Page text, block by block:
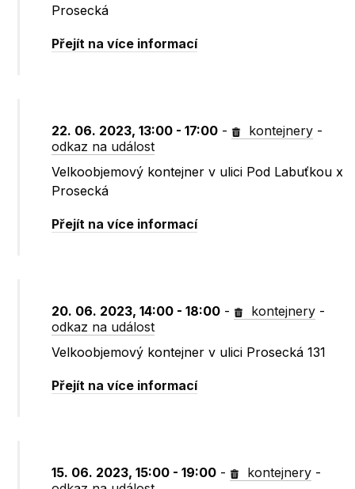
Prosecká
Přejít na více informací
22. 06. 2023, 13:00 - 17:00 - kontejnery -
odkaz na událost
Velkoobjemový kontejner v ulici Pod Labuťkou x
Prosecká
Přejít na více informací
20. 06. 2023, 14:00 - 18:00 - kontejnery -
odkaz na událost
Velkoobjemový kontejner v ulici Prosecká 131
Přejít na více informací
15. 06. 2023, 15:00 - 19:00 - kontejnery -